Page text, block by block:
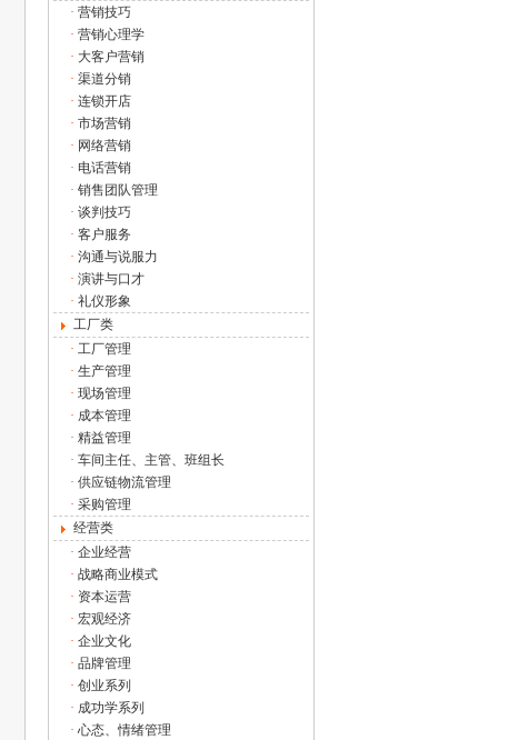
· 营销技巧
· 营销心理学
· 大客户营销
· 渠道分销
· 连锁开店
· 市场营销
· 网络营销
· 电话营销
· 销售团队管理
· 谈判技巧
· 客户服务
· 沟通与说服力
· 演讲与口才
· 礼仪形象
工厂类
· 工厂管理
· 生产管理
· 现场管理
· 成本管理
· 精益管理
· 车间主任、主管、班组长
· 供应链物流管理
· 采购管理
经营类
· 企业经营
· 战略商业模式
· 资本运营
· 宏观经济
· 企业文化
· 品牌管理
· 创业系列
· 成功学系列
· 心态、情绪管理